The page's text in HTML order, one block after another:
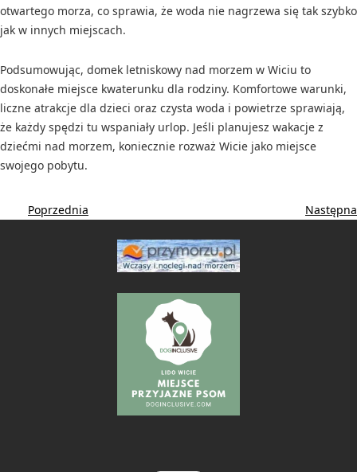
otwartego morza, co sprawia, że woda nie nagrzewa się tak szybko
jak w innych miejscach.
Podsumowując, domek letniskowy nad morzem w Wiciu to
doskonałe miejsce kwaterunku dla rodziny. Komfortowe warunki,
liczne atrakcje dla dzieci oraz czysta woda i powietrze sprawiają,
że każdy spędzi tu wspaniały urlop. Jeśli planujesz wakacje z
dziećmi nad morzem, koniecznie rozważ Wicie jako miejsce
swojego pobytu.
Poprzednia Następna